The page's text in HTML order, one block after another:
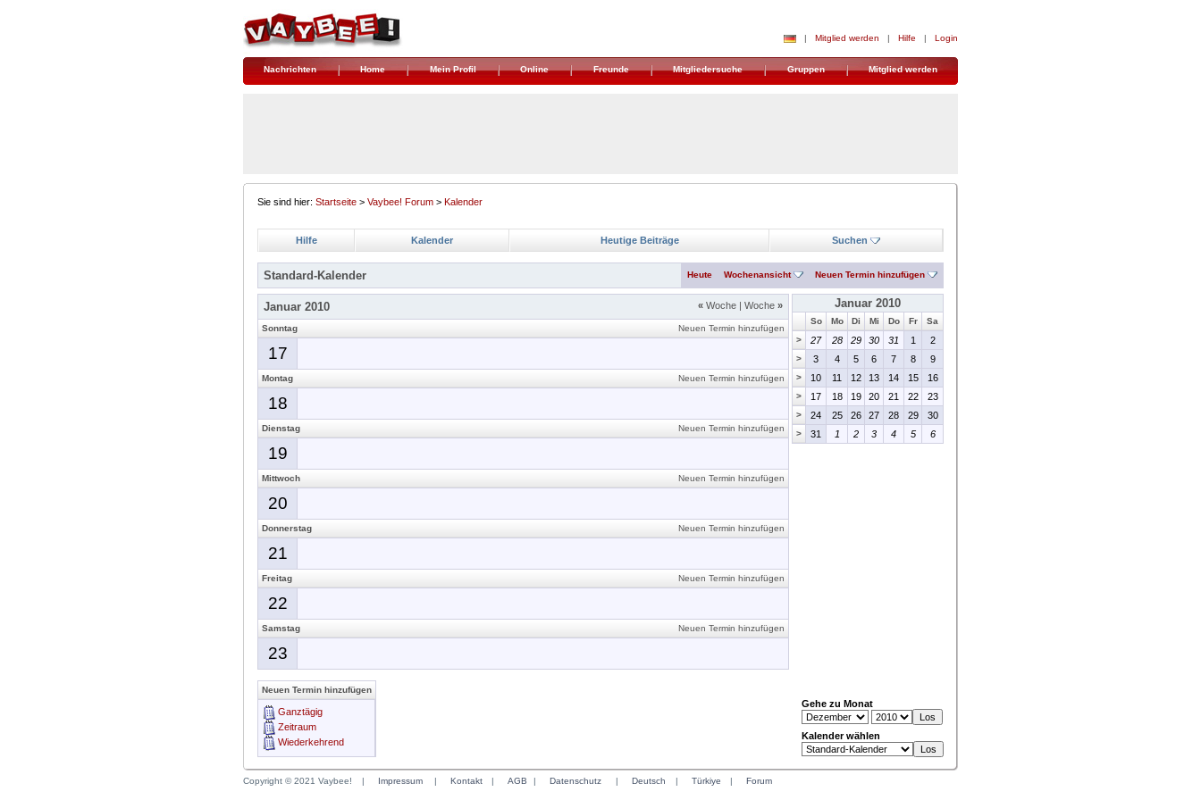
| Mitglied werden | Hilfe | Login
Nachrichten Home Mein Profil Online Freunde Mitgliedersuche Gruppen Mitglied werden
Sie sind hier: Startseite > Vaybee! Forum > Kalender
Hilfe Kalender Heutige Beiträge Suchen
Standard-Kalender Heute Wochenansicht Neuen Termin hinzufügen
« Woche | Woche »
Januar 2010
Neuen Termin hinzufügen
Sonntag
17
Neuen Termin hinzufügen
Montag
18
Neuen Termin hinzufügen
Dienstag
19
Neuen Termin hinzufügen
Mittwoch
20
Neuen Termin hinzufügen
Donnerstag
21
Neuen Termin hinzufügen
Freitag
22
Neuen Termin hinzufügen
Samstag
23
Januar 2010
So Mo Di Mi Do Fr
Sa
>
27 28 29 30 31 1 2
> 3 4 5 6 7 8 9
> 10 11 12 13 14 15 16
> 17 18 19 20 21 22 23
> 24 25 26 27 28 29 30
> 31 1 2 3 4 5 6
Neuen Termin hinzufügen
Ganztägig
Zeitraum
Wiederkehrend
Gehe zu Monat
Kalender wählen
Copyright © 2021 Vaybee! | Impressum | Kontakt | AGB | Datenschutz | Deutsch | Türkiye | Forum